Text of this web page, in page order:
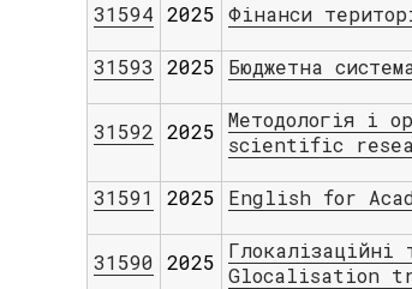
31594 2025 Фінанси
31593 2025 Бюджетна
31592 2025 Методологія і
scientific
31591 2025 English for
31590 2025
Глокалізаційні
Glocalisation